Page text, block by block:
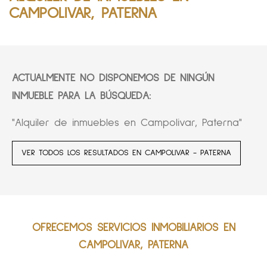
CAMPOLIVAR, PATERNA
ACTUALMENTE NO DISPONEMOS DE NINGÚN
INMUEBLE PARA LA BÚSQUEDA:
"Alquiler de inmuebles en Campolivar, Paterna"
VER TODOS LOS RESULTADOS EN CAMPOLIVAR - PATERNA
OFRECEMOS SERVICIOS INMOBILIARIOS EN
CAMPOLIVAR, PATERNA